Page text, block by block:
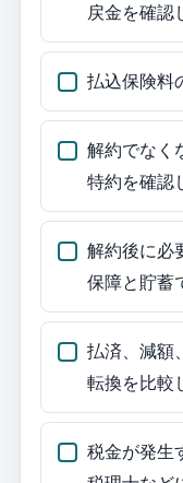
戻金を確認
払込保険料
解約でなく
特約を確認
解約後に必
保障と貯蓄
払済、減額
転換を比較
税金が発生